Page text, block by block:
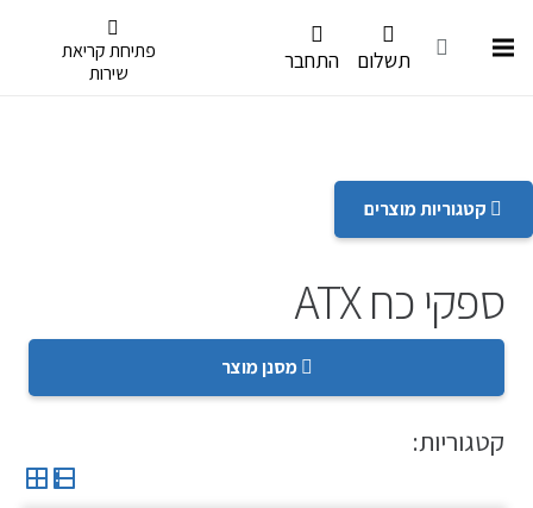
פתיחת קריאת
שירות
תשלום התחבר
קטגוריות מוצרים
קטגוריות:
ספקי כח ATX
מסנן מוצר